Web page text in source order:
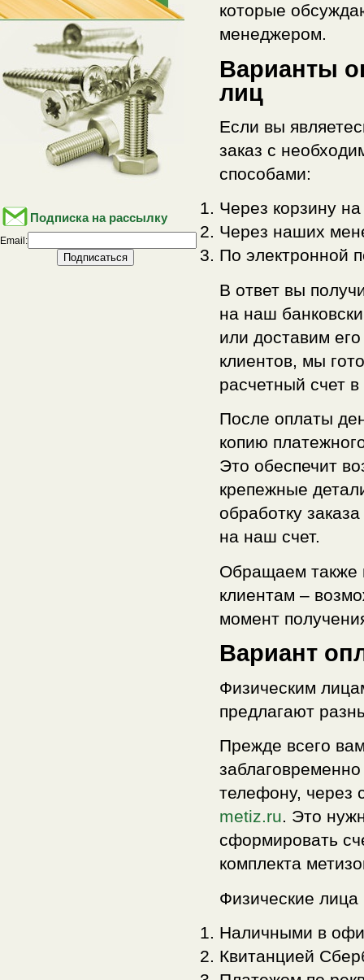
которые
менеджером.
Варианты
лиц
Если вы
заказ с
способами:
Через корзину
Через наших
По электронной
В ответ вы
на наш
или доставим
клиентов, мы
расчетный счет
После оплаты
копию
Это обеспечит
крепежные
обработку
на наш счет.
Обращаем также
клиентам –
момент
Вариант
Физическим
предлагают
Прежде всего
телефону, через
metiz.ru. Это
сформировать
комплекта
Физические
Наличными в
Квитанцией
Подписка на рассылку
Email: